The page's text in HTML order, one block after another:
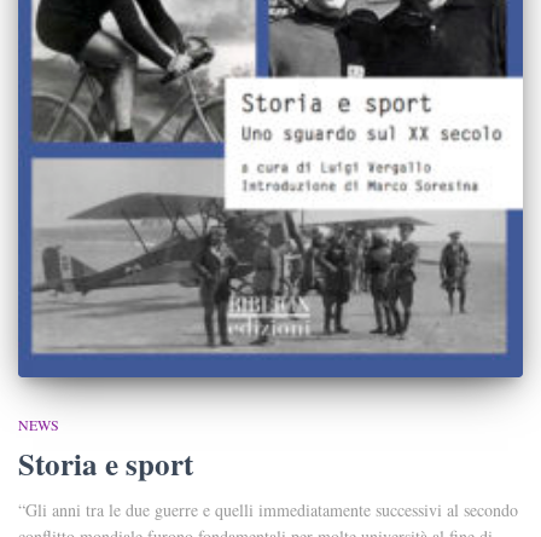
NEWS
Storia e sport
“Gli anni tra le due guerre e quelli immediatamente successivi al secondo